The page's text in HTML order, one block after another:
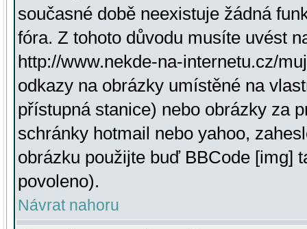
současné době neexistuje žádná
fóra. Z tohoto důvodu musíte uvést
http://www.nekde-na-internetu.cz/
odkazy na obrázky umístěné na
přístupná stanice) nebo obrázky za
schránky hotmail nebo yahoo,
obrázku použijte buď BBCode [img]
povoleno).
Návrat nahoru